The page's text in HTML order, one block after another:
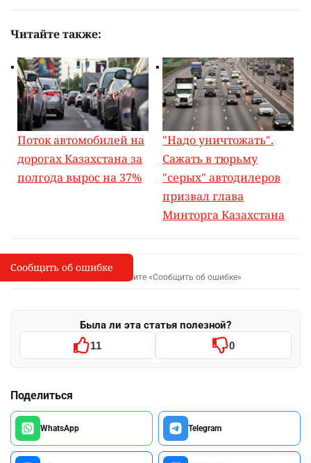
Читайте также:
Поток автомобилей на
дорогах Казахстана за
полгода вырос на 37%
"Надо уничтожать".
Сажать в тюрьму
"серых" автодилеров
призвал глава
Минторга Казахстана
I
Сообщить об опечатке
Выделите фрагмент и нажмите «Сообщить об ошибке»
Была ли эта статья полезной?
11 0
Поделиться
WhatsApp Telegram
Сообщить об ошибке